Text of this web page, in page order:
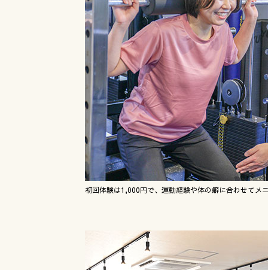
初回体験は1,000円で、運動経験や体の癖に合わせてメ